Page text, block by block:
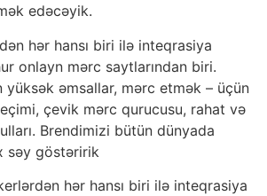
edəcəyik.
hər hansı biri ilə inteqrasiya
onlayn mərc saytlarından biri.
yüksək əmsallar, mərc etmək – üçün
çevik mərc qurucusu, rahat və
Brendimizi bütün dünyada
səy göstəririk
hər hansı biri ilə inteqrasiya